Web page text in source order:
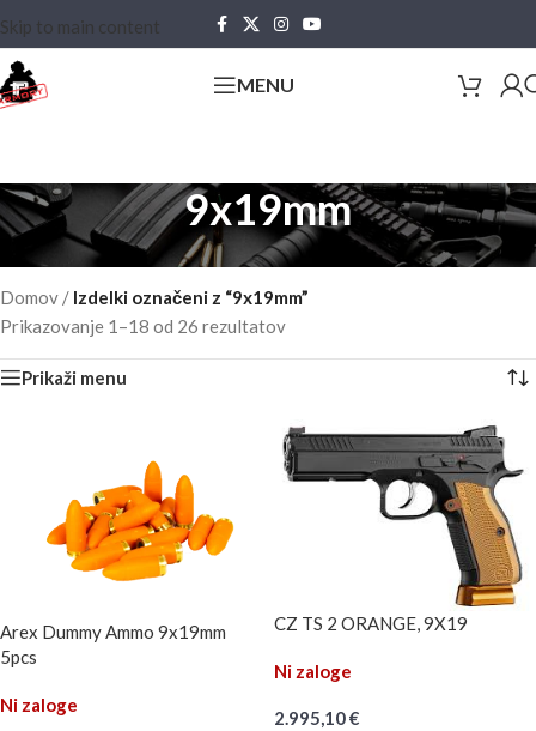
Skip to main content
MENU
9x19mm
Domov / Izdelki označeni z “9x19mm”
Prikazovanje 1–18 od 26 rezultatov
Prikaži menu
Arex Dummy Ammo 9x19mm
5pcs
Ni zaloge
CZ TS 2 ORANGE, 9X19
Ni zaloge
2.995,10€